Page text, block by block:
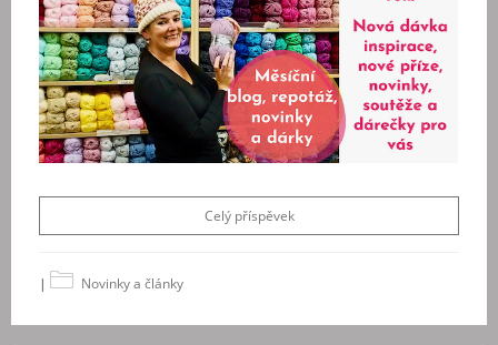
Celý příspěvek
| Novinky a články